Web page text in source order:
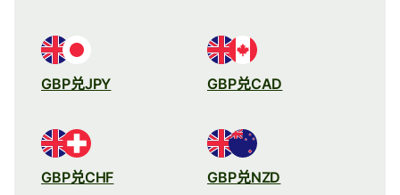
GBP兑JPY GBP兑CAD
GBP兑CHF GBP兑NZD